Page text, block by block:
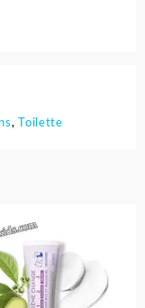
,Toilette